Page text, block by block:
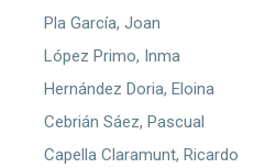
Pla García, Joan
López Primo, Inma
Hernández Doria, Eloina
Cebrián Sáez, Pascual
Capella Claramunt, Ricardo